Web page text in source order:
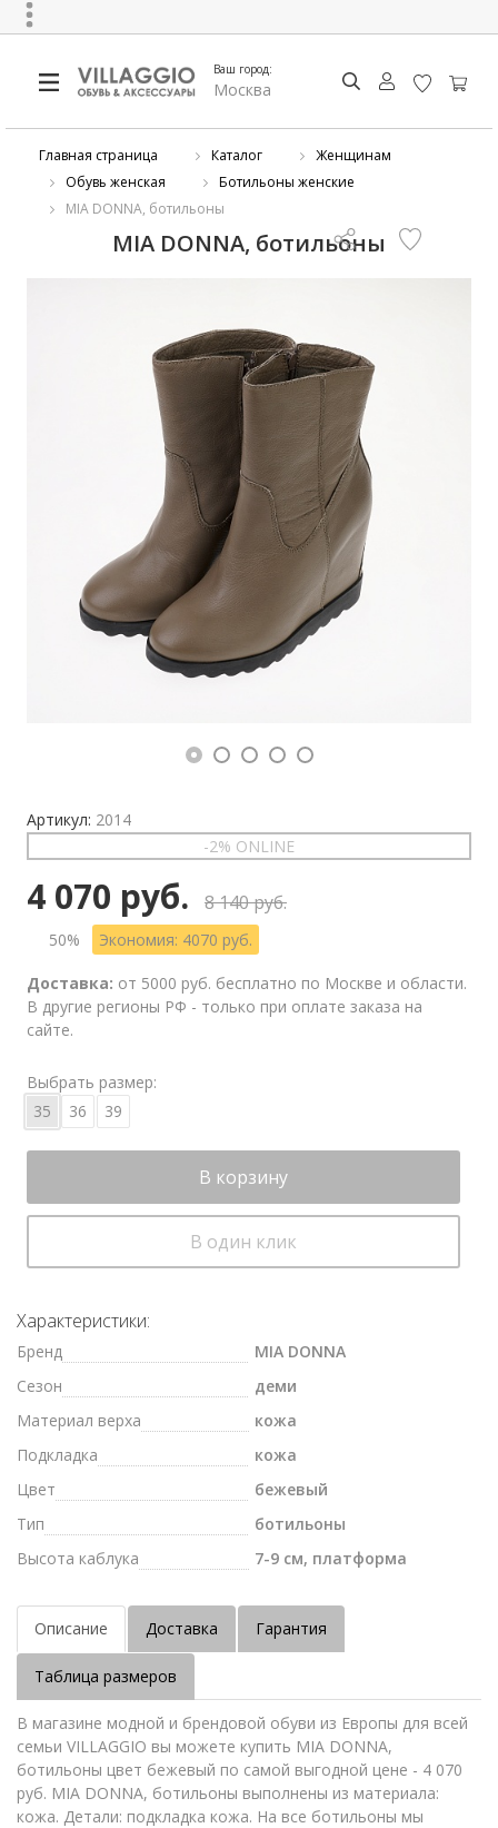
Ваш город:
Москва
Главная страница Каталог
Женщинам
Обувь женская
Ботильоны женские
MIA DONNA, ботильоны
MIA DONNA, ботильоны
Артикул: 2014
-2% ONLINE
4 070 руб. 8 140 руб.
50% Экономия: 4070 руб.
Доставка: от 5000 руб. бесплатно по Москве и области.
В другие регионы РФ - только при оплате заказа на
сайте.
Выбрать размер:
35
36 39
В корзину
В один клик
Характеристики:
Бренд
MIA DONNA
Сезон
деми
Материал верха
кожа
Подкладка
кожа
Цвет
бежевый
Тип
ботильоны
Высота каблука
7-9 см, платформа
Описание Доставка Гарантия
Таблица размеров
В магазине модной и брендовой обуви из Европы для всей
семьи VILLAGGIO вы можете купить MIA DONNA,
ботильоны цвет бежевый по самой выгодной цене - 4 070
руб. MIA DONNA, ботильоны выполнены из материала:
кожа. Детали: подкладка кожа. На все ботильоны мы